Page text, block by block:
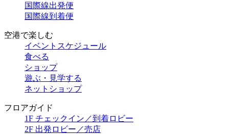
国際線出発便
国際線到着便
空港で楽しむ
イベントスケジュール
食べる
ショップ
遊ぶ・見学する
ネットショップ
フロアガイド
1F チェックイン／到着ロビー
2F 出発ロビー／売店